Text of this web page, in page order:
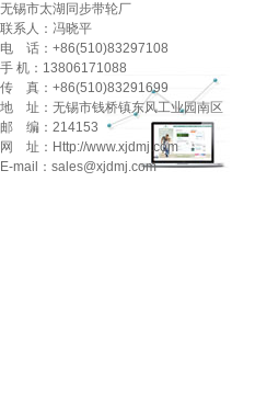
无锡市太湖同步带轮厂
联系人：冯晓平
电 话：+86(510)83297108
手 机：13806171088
传 真：+86(510)83291699
地 址：无锡市钱桥镇东风工业园南区
邮 编：214153
网 址：Http://www.xjdmj.com
E-mail：sales@xjdmj.com